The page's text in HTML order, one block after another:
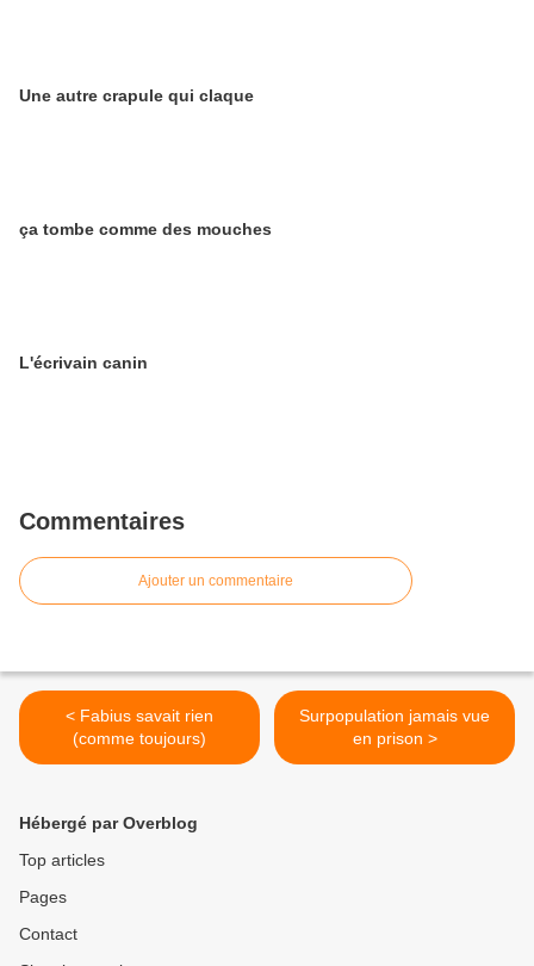
Une autre crapule qui claque
ça tombe comme des mouches
L'écrivain canin
Commentaires
Ajouter un commentaire
< Fabius savait rien
(comme toujours)
Surpopulation jamais vue
en prison >
Hébergé par Overblog
Top articles
Pages
Contact